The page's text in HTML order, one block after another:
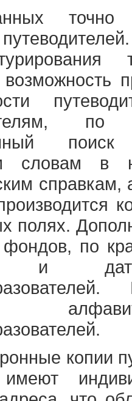
точно
словам в
полях.
по
и
копии